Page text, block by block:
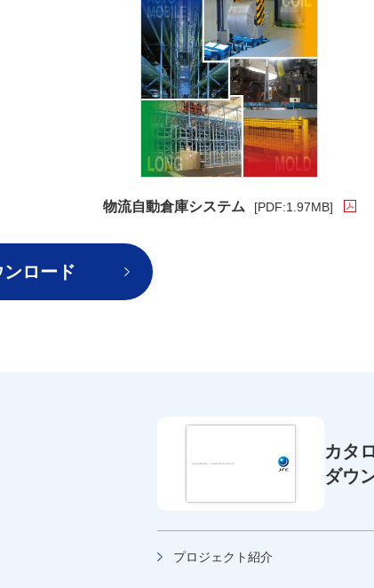
物流自動倉庫システム [PDF:1.97MB]
ロード
カタ
ダウ
プロジェクト紹介